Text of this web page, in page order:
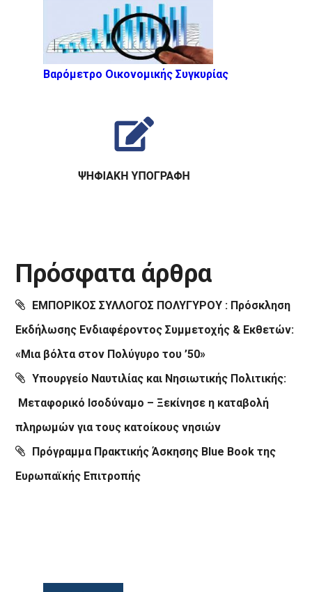
Βαρόμετρο Οικονομικής Συγκυρίας
Πρόσφατα άρθρα
ΕΜΠΟΡΙΚΟΣ ΣΥΛΛΟΓΟΣ ΠΟΛΥΓΥΡΟΥ : Πρόσκληση
Εκδήλωσης Ενδιαφέροντος Συμμετοχής & Εκθετών:
«Μια βόλτα στον Πολύγυρο του ’50»
Υπουργείο Ναυτιλίας και Νησιωτικής Πολιτικής:
Μεταφορικό Ισοδύναμο – Ξεκίνησε η καταβολή
πληρωμών για τους κατοίκους νησιών
Πρόγραμμα Πρακτικής Άσκησης Blue Book της
Ευρωπαϊκής Επιτροπής